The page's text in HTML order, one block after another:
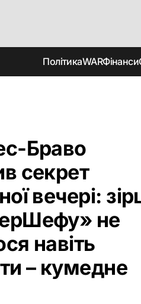
ПолітикаWARФінанси
Браво
секрет
вечері:
не
навіть
– кумедне